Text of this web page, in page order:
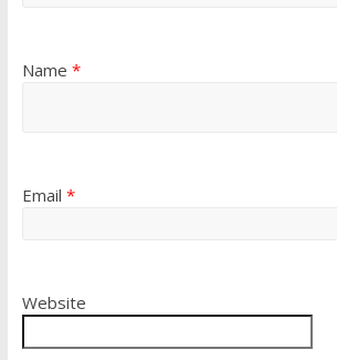
Name *
Email *
Website